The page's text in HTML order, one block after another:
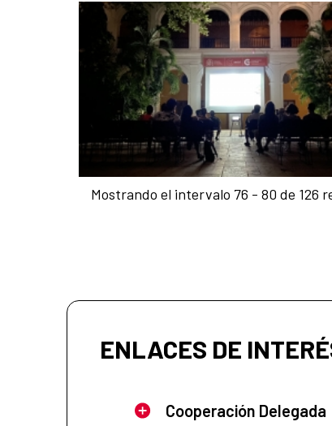
Mostrando el intervalo 76 - 80 de 126
ENLACES DE
Cooperación Delegada